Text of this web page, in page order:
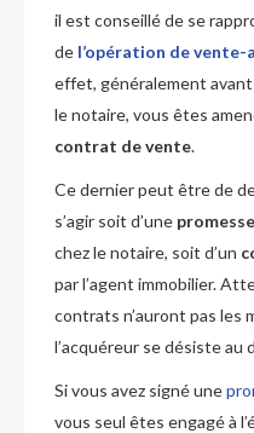
il est conseillé de se
de l’opération de
effet, généralement
le notaire, vous êtes
contrat de vente.
Ce dernier peut être de
s’agir soit d’une
chez le notaire, soit d’un
par l’agent immobilier.
contrats n’auront pas les
l’acquéreur se désiste au
Si vous avez signé une
vous seul êtes engagé à